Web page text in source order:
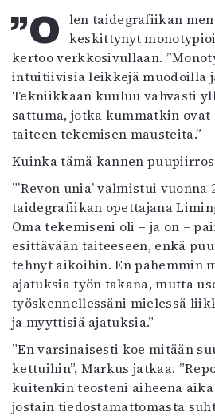
”Olen taidegrafiikan menetelmistä keskittynyt
kertoo verkkosivullaan.
intuitiivisia leikkejä muodoilla
Tekniikkaan kuuluu vahvasti
sattuma, jotka kummatkin
taiteen tekemisen mausteita.”
Kuinka tämä kannen
”’Revon unia’ valmistui vuonna
taidegrafiikan opettajana
Oma tekemiseni oli – ja on –
esittävään taiteeseen, enkä
tehnyt aikoihin. En pahemmin
ajatuksia työn takana, mutta
työskennellessäni mielessä
ja myyttisiä ajatuksia.”
”En varsinaisesti koe mitään
kettuihin”, Markus jatkaa.
kuitenkin teosteni aiheena
jostain tiedostamattomasta